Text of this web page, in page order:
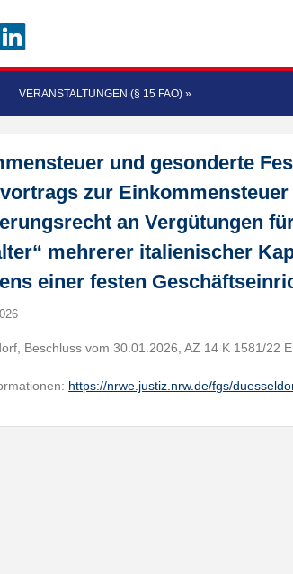
VERANSTALTUNGEN (§ 15 FAO) »
und gesonderte
zur Einkommensteuer
an Vergütungen
mehrerer italienischer
einer festen
Beschluss vom 30.01.2026, AZ 14 K 1581/22
https://nrwe.justiz.nrw.de/fgs/